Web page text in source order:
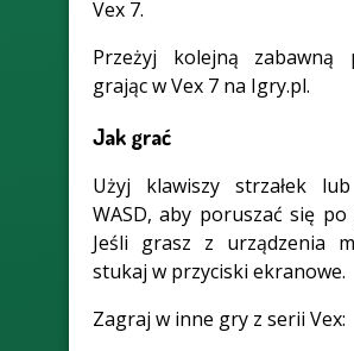
Vex 7.
Przeżyj kolejną zabawną
grając w Vex 7 na Igry.pl.
Jak grać
Użyj klawiszy strzałek
WASD, aby poruszać się po
Jeśli grasz z urządzenia
stukaj w przyciski ekranowe.
Zagraj w inne gry z serii Vex: